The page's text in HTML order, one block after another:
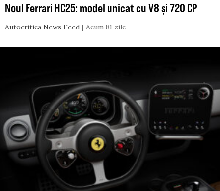
Noul Ferrari HC25: model unicat cu V8 și 720 CP
Autocritica News Feed Acum 81 zile